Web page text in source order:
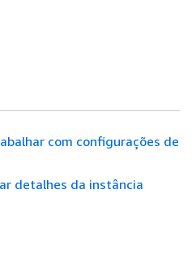
com configurações de
detalhes da instância